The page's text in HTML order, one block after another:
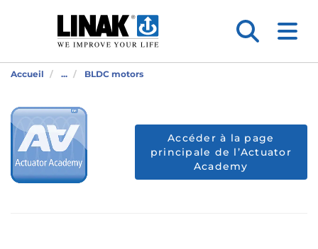
Accueil ... BLDC motors
Accéder à la page
principale de l’Actuator
Academy